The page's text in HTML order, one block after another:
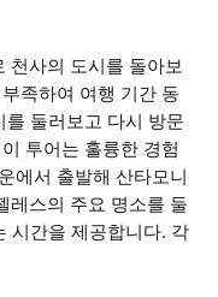
천사의 도시를 돌아보
족하여 여행 기간 동
둘러보고 다시 방문
투어는 훌륭한 경험
에서 출발해 산타모니
레스의 주요 명소를 둘
시간을 제공합니다. 각